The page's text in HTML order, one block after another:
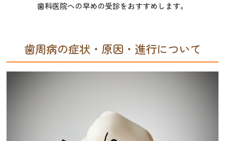
歯科医院への早めの受診をおすすめします。
歯周病の症状・原因・進行について